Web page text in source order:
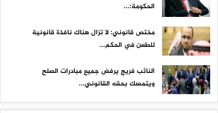
الحكومة:...
مختص قانوني: لا تزال هناك نافذة قانونية
للطعن في الحكم...
النائب فريج يرفض جميع مبادرات الصلح
ويتمسك بحقه القانوني...